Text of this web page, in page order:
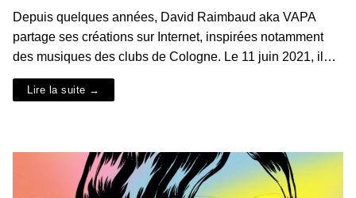
Depuis quelques années, David Raimbaud aka VAPA
partage ses créations sur Internet, inspirées notamment
des musiques des clubs de Cologne. Le 11 juin 2021, il…
Lire la suite →